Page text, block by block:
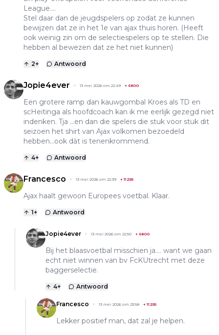
League….
Stel daar dan de jeugdspelers op zodat ze kunnen
bewijzen dat ze in het 1e van ajax thuis horen. (Heeft
ook weinig zin om de selectiespelers op te stellen. Die
hebben al bewezen dat ze het niet kunnen)
2+ Antwoord
Jopie4ever 13 mei 2026 om 22:49 + 6800
Een grotere ramp dan kauwgombal Kroes als TD en
scHeitinga als hoofdcoach kan ik me eerlijk gezegd niet
indenken. Tja ...en dan die spelers die stuk voor stuk dit
seizoen het shirt van Ajax volkomen bezoedeld
hebben...ook dàt is tenenkrommend.
4+ Antwoord
Francesco 13 mei 2026 om 22:39 +11255
Ajax haalt gewoon Europees voetbal. Klaar.
1+ Antwoord
Jopie4ever 13 mei 2026 om 22:50 + 6800
Bij het blaasvoetbal misschien ja.... want we gaan
echt niet winnen van bv FcKUtrecht met deze
baggerselectie.
4+ Antwoord
Francesco 13 mei 2026 om 23:58 +11255
Lekker positief man, dat zal je helpen.